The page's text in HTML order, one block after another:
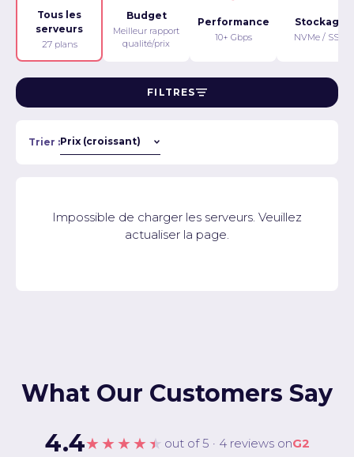
Tous les
serveurs
27 plans
Budget
Meilleur rapport
qualité/prix
Performance
10+ Gbps
Stockage
NVMe / SSD
FILTRES
Trier :
Impossible de charger les serveurs. Veuillez
actualiser la page.
What Our Customers Say
4.4★★★★★ out of 5 · 4 reviews onG2